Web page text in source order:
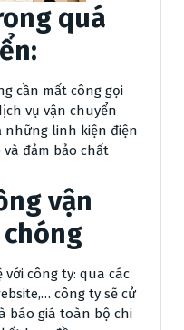
quá
cần mất công gọi
vụ vận chuyển
những linh kiện điện
đảm bảo chất
vận
công ty: qua các
công ty sẽ cử
báo giá toàn bộ chi